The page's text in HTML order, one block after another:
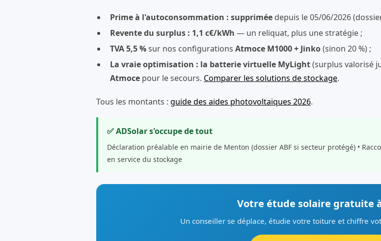
Prime à l'autoconsommation : supprimée depuis le 05/06/2026
Revente du surplus : 1,1 c€/kWh — un reliquat, plus une stratégie ;
TVA 5,5 %sur nos configurations Atmoce M1000 + Jinko(sinon 20 %) ;
La vraie optimisation : la batterie virtuelle MyLight(surplus valorisé
Atmoce pour le secours. Comparer les solutions de stockage.
Tous les montants : guide des aides photovoltaïques 2026.
✅ ADSolar s'occupe de tout
Déclaration préalable en mairie de Menton (dossier ABF si secteur protégé) •
en service du stockage
Votre étude solaire gratuite
Un conseiller se déplace, étudie votre toiture et chiffre